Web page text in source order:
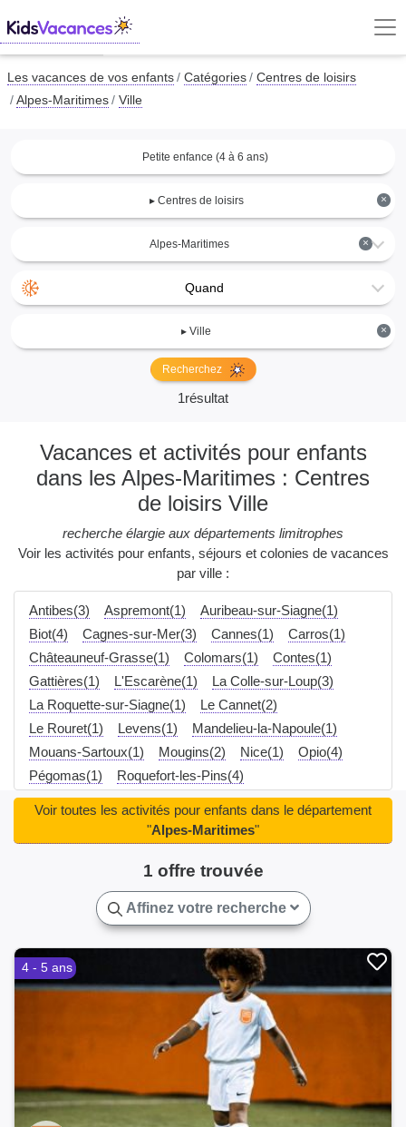
Les vacances de vos enfants Catégories
Centres de loisirs
Alpes-Maritimes
Ville
Petite enfance (4 à 6 ans)
×
▸ Centres de loisirs
×
Alpes-Maritimes
Quand
×
▸ Ville
Recherchez
1résultat
Vacances et activités pour enfants
dans les Alpes-Maritimes : Centres
de loisirs Ville
recherche élargie aux départements limitrophes
Voir les activités pour enfants, séjours et colonies de vacances
par ville :
Antibes(3) Aspremont(1)
Auribeau-sur-Siagne(1)
Biot(4)
Cagnes-sur-Mer(3) Cannes(1)
Carros(1)
Châteauneuf-Grasse(1)
Colomars(1)
Contes(1)
Gattières(1)
L'Escarène(1)
La Colle-sur-Loup(3)
La Roquette-sur-Siagne(1)
Le Cannet(2)
Le Rouret(1)
Levens(1)
Mandelieu-la-Napoule(1)
Mouans-Sartoux(1)
Mougins(2) Nice(1)
Opio(4)
Pégomas(1)
Roquefort-les-Pins(4)
Saint-André-de-la-Roche(1)
Saint-Laurent-du-Var(3)
Saint-Martin-du-Var(1)
Saint-Paul-de-Vence(3)
Tourrette-Levens(1)
Valbonne(4)
Vallauris(1)
Villeneuve-Loubet(6)1 offre trouvée
Voir toutes les activités pour enfants dans le département
"Alpes-Maritimes"
Affinez votre recherche
4 - 5 ans